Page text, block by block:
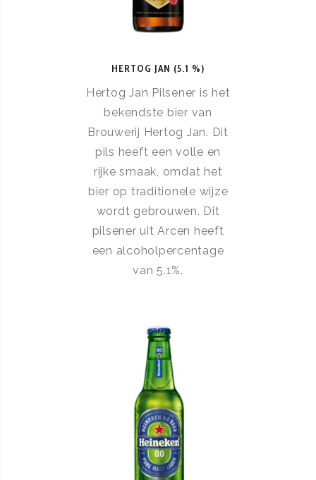
HERTOG JAN (5.1 %)
Hertog Jan Pilsener is het
bekendste bier van
Brouwerij Hertog Jan. Dit
pils heeft een volle en
rijke smaak, omdat het
bier op traditionele wijze
wordt gebrouwen. Dit
pilsener uit Arcen heeft
een alcoholpercentage
van 5.1%.